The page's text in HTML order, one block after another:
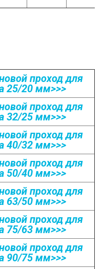
проход для
25/20 мм>>>
проход для
32/25 мм>>>
проход для
40/32 мм>>>
проход для
50/40 мм>>>
проход для
63/50 мм>>>
проход для
75/63 мм>>>
проход для
90/75 мм>>>